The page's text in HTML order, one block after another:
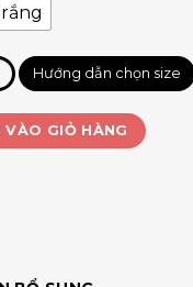
Hướng dẫn chọn size
Dry YOLO viền cổ số lượng
VÀO GIỎ HÀNG